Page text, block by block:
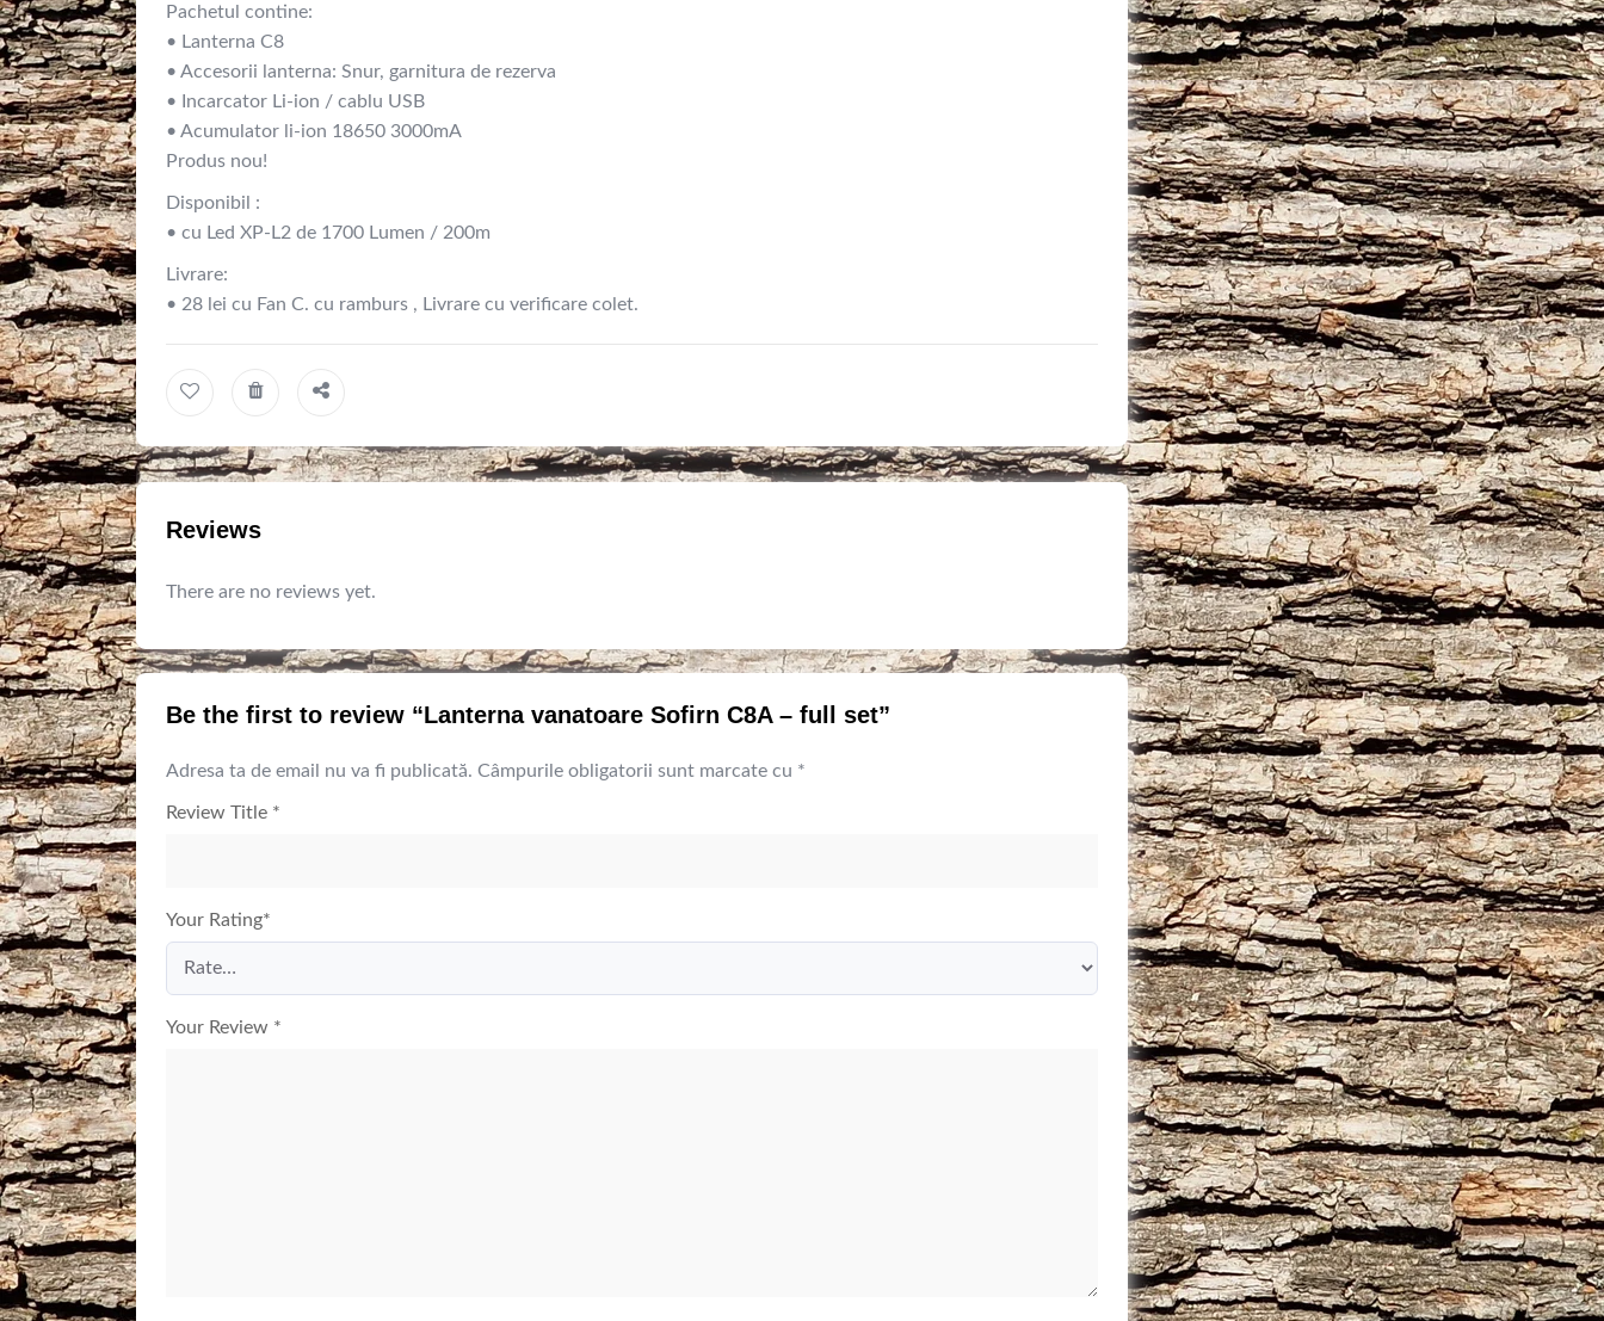
Pachetul contine:
• Lanterna C8
• Accesorii lanterna: Snur, garnitura de rezerva
• Incarcator Li-ion / cablu USB
• Acumulator li-ion 18650 3000mA
Produs nou!
Disponibil :
• cu Led XP-L2 de 1700 Lumen / 200m
Livrare:
• 28 lei cu Fan C. cu ramburs , Livrare cu verificare colet.
Reviews
There are no reviews yet.
Be the first to review “Lanterna vanatoare Sofirn C8A – full set”
Adresa ta de email nu va fi publicată. Câmpurile obligatorii sunt marcate cu *
Review Title *
Your Rating*
Your Review *